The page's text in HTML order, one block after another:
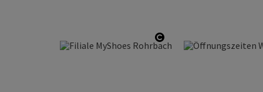
Start Copyright